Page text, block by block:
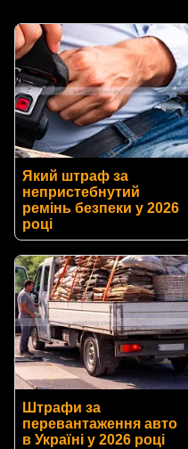
Який штраф за
непристебнутий
ремінь безпеки у 2026
році
Штрафи за
перевантаження авто
в Україні у 2026 році